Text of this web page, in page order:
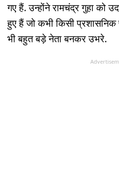
गए हैं. उन्होंने रामचंद्र गुहा को
हुए हैं जो कभी किसी
भी बहुत बड़े नेता बनकर उभरे.